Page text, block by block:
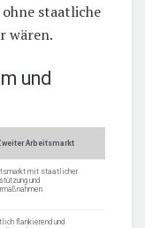
staatliche
wären.
und
Arbeitsmarkt
mit staatlicher
und
flankierend und